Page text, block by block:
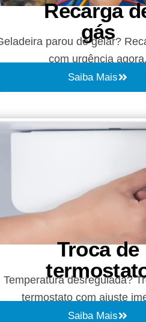
Recarga
gás
parou de gelar?
com urgência agora.
Saiba Mais
Troca de
Temperatura desregulada?
termostato com ajuste
Saiba Mais